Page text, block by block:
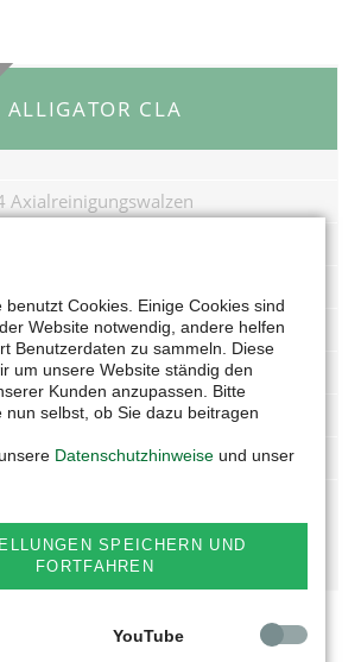
ALLIGATOR CLA
Axialreinigungswalzen
stufenlos einstellbar
und Kartoffeln geeignet
Ölmenge 40 l/min
optional im Dreipunkt
PROSPEKT (PDF)
benutzt Cookies. Einige Cookies sind
Website notwendig, andere helfen
Benutzerdaten zu sammeln. Diese
um unsere Website ständig den
Kunden anzupassen. Bitte
nun selbst, ob Sie dazu beitragen
Datenschutzhinweise und unser
SPEICHERN UND
FORTFAHREN
YouTube